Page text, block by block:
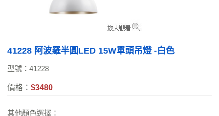
41228 阿波羅半圓LED 15W單頭吊燈 -白色
型號：41228
價格： $3480
其他顏色選擇：